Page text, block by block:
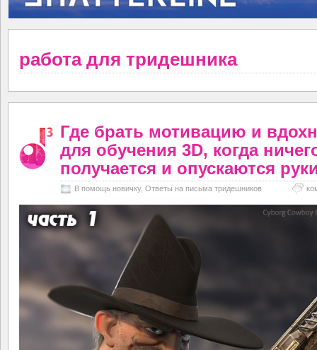
работа для тридешника
Где брать мотивацию и
для обучения 3D, когда
получается и опускаются
В помощь новичку, Ответы на письма тридешников